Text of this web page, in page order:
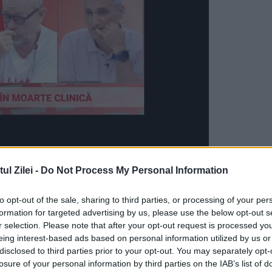
Zilei - Do Not Process My Personal Information
opt-out of the sale, sharing to third parties, or processing of your
for targeted advertising by us, please use the below opt-out
selection. Please note that after your opt-out request is processed
interest-based ads based on personal information utilized by us
to third parties prior to your opt-out. You may separately
of your personal information by third parties on the IAB’s list of
sandvişuri din Marea Britanie, unde se
pentru lanţuri celebre precum Waitrose,
pentru totdeauna de ideea de a mai
Cu mâinile goale, imigranţii (est-europeni,
aşază şi chiar bătătoresc
lucru.